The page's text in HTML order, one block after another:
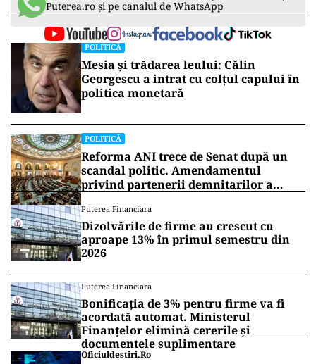
Puterea.ro și pe canalul de WhatsApp
POLITICĂ
Mesia și trădarea leului: Călin
Georgescu a intrat cu colțul capului în
politica monetară
POLITICĂ
Reforma ANI trece de Senat după un
scandal politic. Amendamentul
privind partenerii demnitarilor a
Puterea Financiara
Dizolvările de firme au crescut cu
aproape 13% în primul semestru din
2026
Puterea Financiara
Bonificația de 3% pentru firme va fi
acordată automat. Ministerul
Finanțelor elimină cererile și
documentele suplimentare
Oficiuldestiri.ro